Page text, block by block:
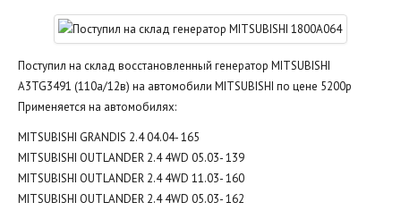
Поступил на склад восстановленный генератор MITSUBISHI
A3TG3491 (110а/12в) на автомобили MITSUBISHI по цене 5200р
Применяется на автомобилях:
MITSUBISHI GRANDIS 2.4 04.04- 165
MITSUBISHI OUTLANDER 2.4 4WD 05.03- 139
MITSUBISHI OUTLANDER 2.4 4WD 11.03- 160
MITSUBISHI OUTLANDER 2.4 4WD 05.03- 162